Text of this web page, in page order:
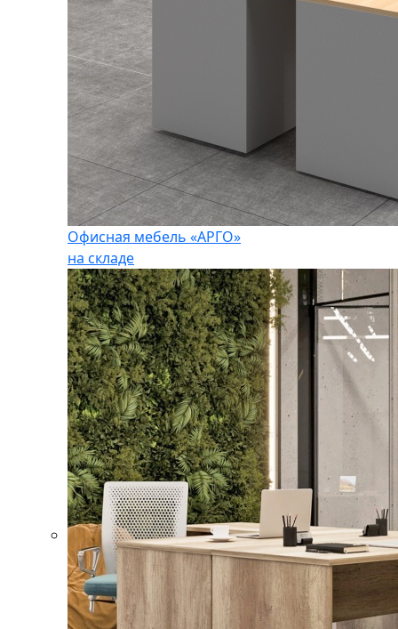
Офисная мебель «АРГО»
на складе